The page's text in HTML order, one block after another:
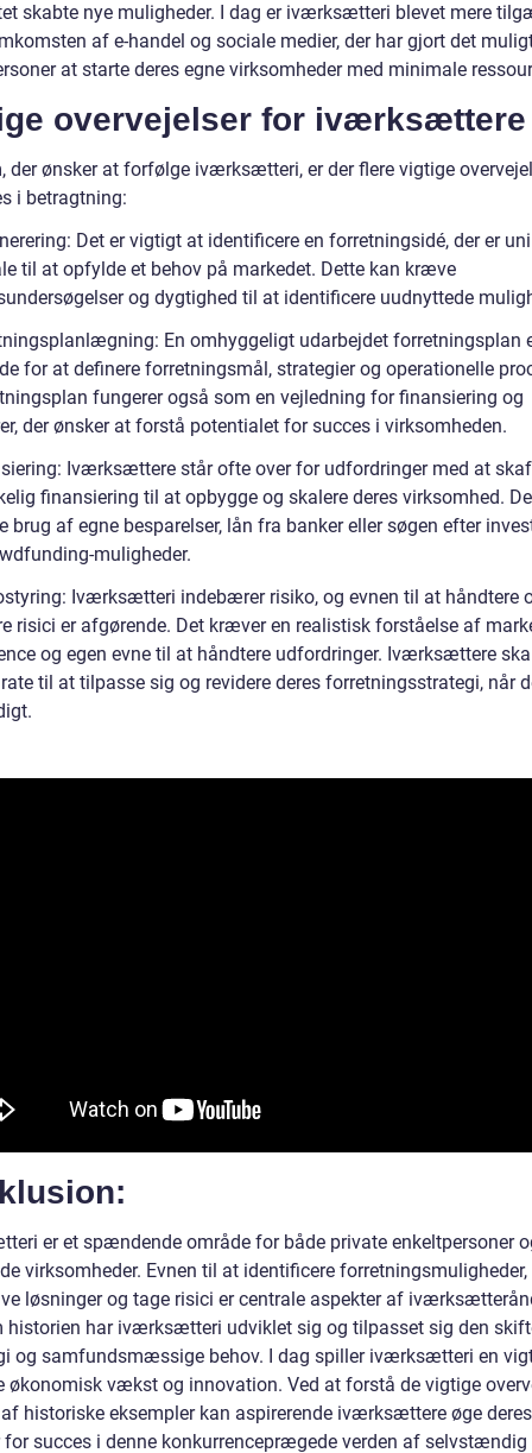
skabte nye muligheder. I dag er iværksætteri blevet mere
af e-handel og sociale medier, der har gjort det
at starte deres egne virksomheder med minimale
overvejelser for iværksættere
der ønsker at forfølge iværksætteri, er der flere vigtige
i betragtning:
Det er vigtigt at identificere en forretningsidé, der er
til at opfylde et behov på markedet. Dette kan kræve
og dygtighed til at identificere uudnyttede
En omhyggeligt udarbejdet forretningsplan
for at definere forretningsmål, strategier og operationelle
fungerer også som en vejledning for finansiering og
der ønsker at forstå potentialet for succes i virksomheden.
Iværksættere står ofte over for udfordringer med at
finansiering til at opbygge og skalere deres virksomhed.
brug af egne besparelser, lån fra banker eller søgen efter
muligheder.
Iværksætteri indebærer risiko, og evnen til at håndtere
risici er afgørende. Det kræver en realistisk forståelse af
og egen evne til at håndtere udfordringer. Iværksættere
til at tilpasse sig og revidere deres forretningsstrategi, når
er et spændende område for både private enkeltpersoner
virksomheder. Evnen til at identificere forretningsmuligheder,
løsninger og tage risici er centrale aspekter af
historien har iværksætteri udviklet sig og tilpasset sig den
og samfundsmæssige behov. I dag spiller iværksætteri en
økonomisk vækst og innovation. Ved at forstå de vigtige
historiske eksempler kan aspirerende iværksættere øge deres
for succes i denne konkurrenceprægede verden af selvstændig